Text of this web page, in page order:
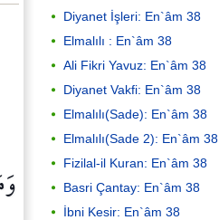
Diyanet İşleri: En`âm 38
Elmalılı : En`âm 38
Ali Fikri Yavuz: En`âm 38
Diyanet Vakfi: En`âm 38
Elmalılı(Sade): En`âm 38
Elmalılı(Sade 2): En`âm 38
Fizilal-il Kuran: En`âm 38
Basri Çantay: En`âm 38
İbni Kesir: En`âm 38